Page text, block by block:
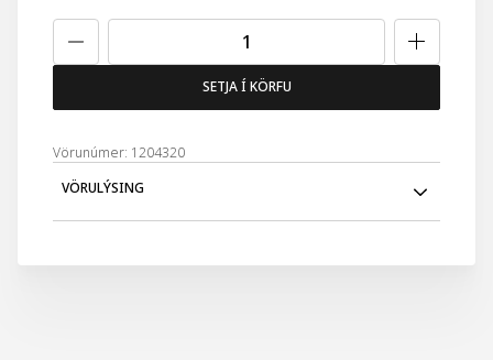
SETJA Í KÖRFU
Vörunúmer: 1204320
VÖRULÝSING